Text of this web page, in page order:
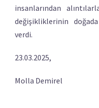
insanlarından
değişikliklerinin
verdi.
23.03.2025,
Molla Demirel